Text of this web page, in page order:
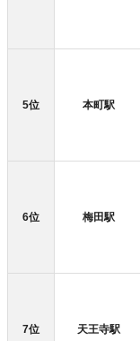
5位 本町駅
6位 梅田駅
7位 天王寺駅